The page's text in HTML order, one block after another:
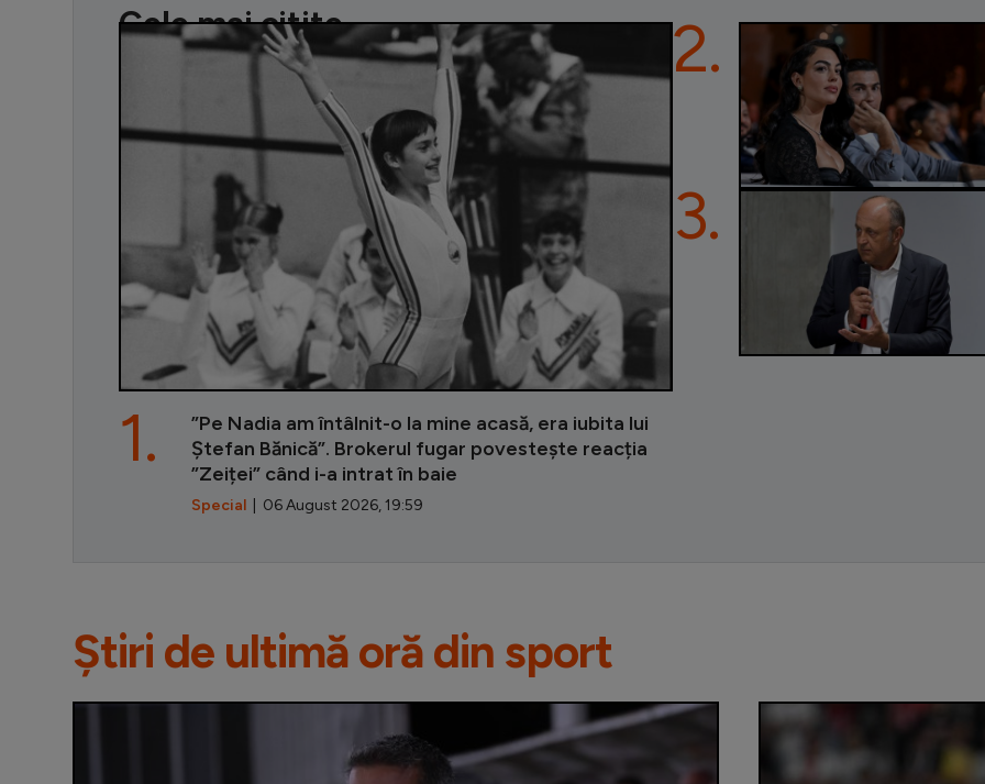
Cele mai citite
”Pe Nadia am întâlnit-o la mine acasă, era iubita lui
Ștefan Bănică”. Brokerul fugar povestește reacția
”Zeiței” când i-a intrat în baie
Special | 06 August 2026, 19:59
1.
2.
3.
Știri de ultimă oră din sport